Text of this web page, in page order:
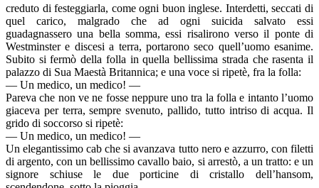
creduto di festeggiarla, come ogni buon inglese. Interdetti, seccati di
quel carico, malgrado che ad ogni suicida salvato essi
guadagnassero una bella somma, essi risalirono verso il ponte di
Westminster e discesi a terra, portarono seco quell’uomo esanime.
Subito si fermò della folla in quella bellissima strada che rasenta il
palazzo di Sua Maestà Britannica; e una voce si ripetè, fra la folla:
— Un medico, un medico! —
Pareva che non ve ne fosse neppure uno tra la folla e intanto l’uomo
giaceva per terra, sempre svenuto, pallido, tutto intriso di acqua. Il
grido di soccorso si ripetè:
— Un medico, un medico! —
Un elegantissimo cab che si avanzava tutto nero e azzurro, con filetti
di argento, con un bellissimo cavallo baio, si arrestò, a un tratto: e un
signore schiuse le due porticine di cristallo dell’hansom,